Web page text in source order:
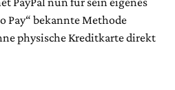
Pay“ bekannte Methode
physische Kreditkarte direkt